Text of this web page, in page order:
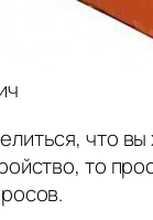
что вы
то